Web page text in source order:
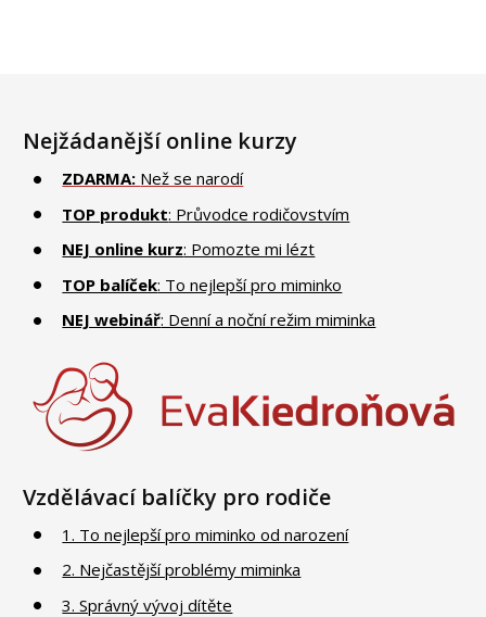
Nejžádanější online kurzy
ZDARMA: Než se narodí
TOP produkt: Průvodce rodičovstvím
NEJ online kurz: Pomozte mi lézt
TOP balíček: To nejlepší pro miminko
NEJ webinář: Denní a noční režim miminka
Vzdělávací balíčky pro rodiče
1. To nejlepší pro miminko od narození
2. Nejčastější problémy miminka
3. Správný vývoj dítěte